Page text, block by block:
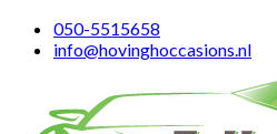
050-5515658
info@hovinghoccasions.nl